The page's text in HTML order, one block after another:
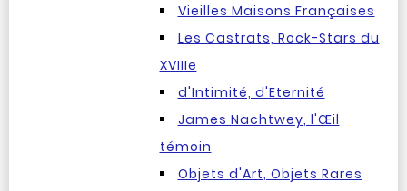
Vieilles Maisons Françaises
Les Castrats, Rock-Stars du
XVIIIe
d'Intimité, d'Eternité
James Nachtwey, l'Œil
témoin
Objets d'Art, Objets Rares